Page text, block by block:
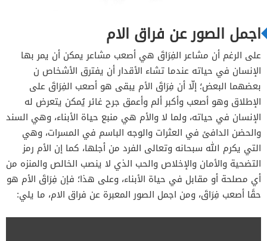
اجمل الصور عن فراق الام
على الرغم أن مشاعر الفِرَاقَ هي أصعب مشاعر يمكن أن يمر بها
الإنسان في حياته عندما تشاء الأقدار أن يفترق الأشخاص ن
بعضهما البعض؛ إلّا أن فِرَاقَ الأم يبقى هو أصعب الفِرَاقَ على
الإطلاق وهو أصعب وأكبر ألم وأعمق جرح غائر يُمكن يتعرض له
الإنسان في حياته، ولما لا والأم هي منبع حياة الأبناء، وهي السند
والحضن الدافئ في العثرات والوجه الباسم في المسرات، وهي
التي يكرم الله سبحانه وتعالى الفرد من أجلها، كما إن الأم رمز
التضحية والأمان والإخلاص والحب الذي لا ينصب الخالص والمنزه من
أي مصلحة أو مقابل في حياة الأبناء، وعلى هذا؛ فإن فِرَاقَ الأم هو
حقًا أصعب فِرَاقَ، ومن اجمل الصور المعبرة عن فراق الام، ما يلي: